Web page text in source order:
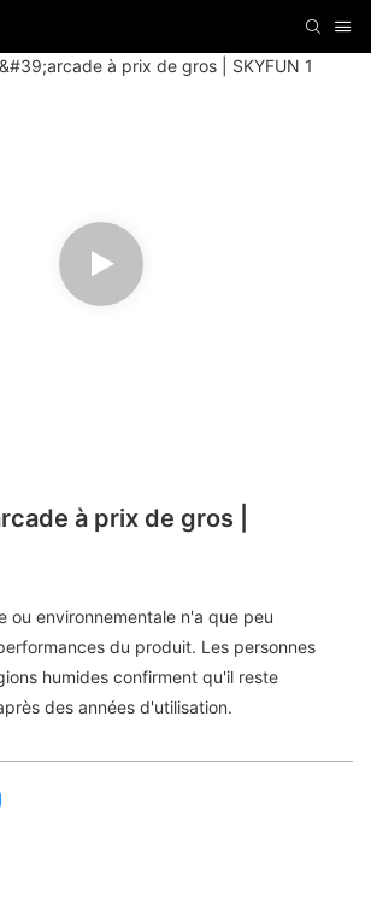
à prix de gros |
ou environnementale n'a que peu
du produit. Les personnes
humides confirment qu'il reste
des années d'utilisation.